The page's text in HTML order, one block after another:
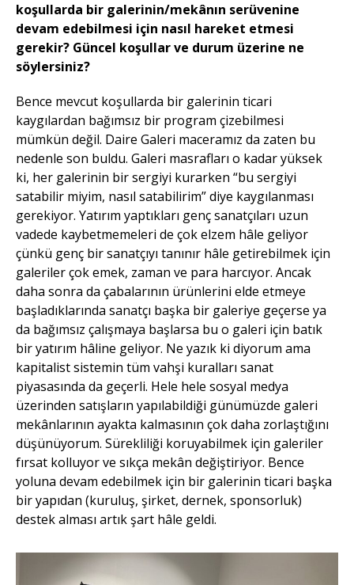
koşullarda bir galerinin/mekânın serüvenine
devam edebilmesi için nasıl hareket etmesi
gerekir? Güncel koşullar ve durum üzerine ne
söylersiniz?
Bence mevcut koşullarda bir galerinin ticari
kaygılardan bağımsız bir program çizebilmesi
mümkün değil. Daire Galeri maceramız da zaten bu
nedenle son buldu. Galeri masrafları o kadar yüksek
ki, her galerinin bir sergiyi kurarken “bu sergiyi
satabilir miyim, nasıl satabilirim” diye kaygılanması
gerekiyor. Yatırım yaptıkları genç sanatçıları uzun
vadede kaybetmemeleri de çok elzem hâle geliyor
çünkü genç bir sanatçıyı tanınır hâle getirebilmek için
galeriler çok emek, zaman ve para harcıyor. Ancak
daha sonra da çabalarının ürünlerini elde etmeye
başladıklarında sanatçı başka bir galeriye geçerse ya
da bağımsız çalışmaya başlarsa bu o galeri için batık
bir yatırım hâline geliyor. Ne yazık ki diyorum ama
kapitalist sistemin tüm vahşi kuralları sanat
piyasasında da geçerli. Hele hele sosyal medya
üzerinden satışların yapılabildiği günümüzde galeri
mekânlarının ayakta kalmasının çok daha zorlaştığını
düşünüyorum. Sürekliliği koruyabilmek için galeriler
fırsat kolluyor ve sıkça mekân değiştiriyor. Bence
yoluna devam edebilmek için bir galerinin ticari başka
bir yapıdan (kuruluş, şirket, dernek, sponsorluk)
destek alması artık şart hâle geldi.